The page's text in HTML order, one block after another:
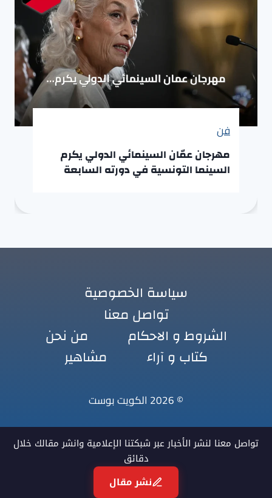
فن
مهرجان عمّان السينمائي الدولي يكرم
السينما التونسية في دورته السابعة
سياسة الخصوصية
تواصل معنا
الشروط و الاحكام
من نحن
كتاب و آراء
مشاهير
© 2026 الكويت بوست
تواصل معنا لنشر الأخبار عبر شبكتنا الإعلامية وانشر مقالك خلال
دقائق
نشر مقال